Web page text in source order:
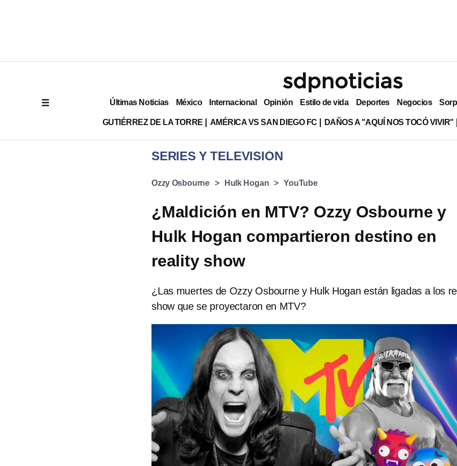
Últimas Noticias México Internacional Opinión Estilo de vida Deportes Negocios
GUTIÉRREZ DE LA TORRE AMÉRICA VS SAN DIEGO FC DAÑOS A "AQUÍ NOS TOCÓ VIVIR"
SERIES Y TELEVISIÓN
Ozzy Osbourne Hulk Hogan YouTube
¿Maldición en MTV? Ozzy Osbourne y
Hulk Hogan compartieron destino en
reality show
¿Las muertes de Ozzy Osbourne y Hulk Hogan están ligadas a los
show que se proyectaron en MTV?